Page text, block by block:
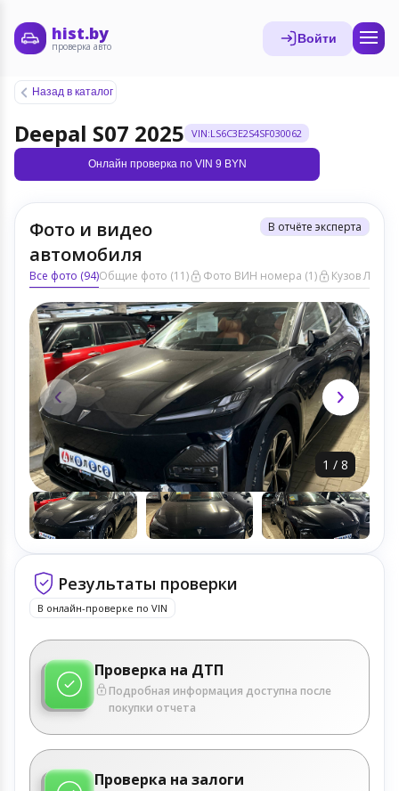
hist.by
проверка авто
Войти
Назад в каталог
Deepal S07 2025 VIN:LS6C3E2S4SF030062
Онлайн проверка по VIN 9 BYN
Фото и видео
автомобиля
В отчёте эксперта
Все фото (94)Общие фото (11) Фото ВИН номера (1) Кузов ЛКП (9)
1 / 8
Результаты проверки
В онлайн-проверке по VIN
Проверка на ДТП
Подробная информация доступна после
покупки отчета
Проверка на залоги